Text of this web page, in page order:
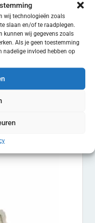
wij technologieën zoals
slaan en/of te raadplegen.
kunnen wij gegevens zoals
Als je geen toestemming
nadelige invloed hebben op